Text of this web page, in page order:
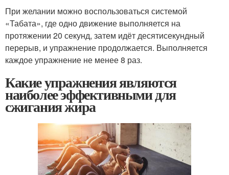
При желании можно воспользоваться системой
«Табата», где одно движение выполняется на
протяжении 20 секунд, затем идёт десятисекундный
перерыв, и упражнение продолжается. Выполняется
каждое упражнение не менее 8 раз.
Какие упражнения являются
наиболее эффективными для
сжигания жира